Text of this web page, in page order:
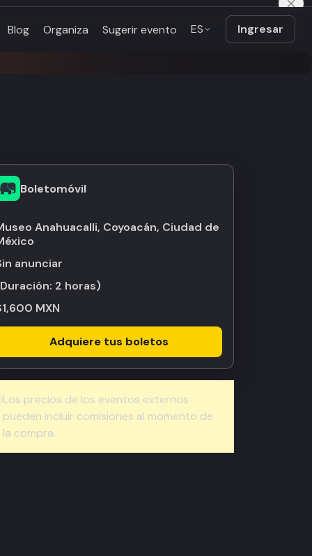
Blog Organiza Sugerir evento ES Ingresar
Boletomóvil
Anahuacalli, Coyoacán, Ciudad de
Sin anunciar
2 horas)
MXN
Adquiere tus boletos
Los precios de los eventos externos
pueden incluir comisiones al momento de
la compra.